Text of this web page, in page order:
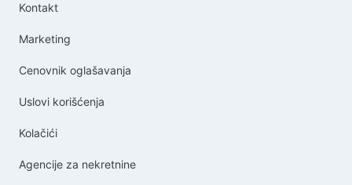
Kontakt
Marketing
Cenovnik oglašavanja
Uslovi korišćenja
Kolačići
Agencije za nekretnine